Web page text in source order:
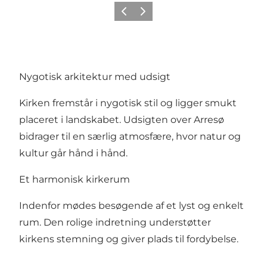
ForrigeNæste
Nygotisk arkitektur med udsigt
Kirken fremstår i nygotisk stil og ligger smukt
placeret i landskabet. Udsigten over Arresø
bidrager til en særlig atmosfære, hvor natur og
kultur går hånd i hånd.
Et harmonisk kirkerum
Indenfor mødes besøgende af et lyst og enkelt
rum. Den rolige indretning understøtter
kirkens stemning og giver plads til fordybelse.